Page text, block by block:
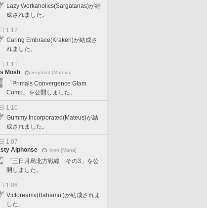
Lazy Workaholics(Sargatanas)が結
成されました。
1:12
Caring Embrace(Kraken)が結成さ
れました。
1:11
Mosh
Sephirot [Materia]
「Primals Convergence Glam
Comp」を公開しました。
1:10
Gummy Incorporated(Mateus)が結
成されました。
1:07
Alphonse
Ixion [Mana]
「三日月島北方戦線 その3」を公
開しました。
1:06
Victoreamv(Bahamut)が結成されま
した。